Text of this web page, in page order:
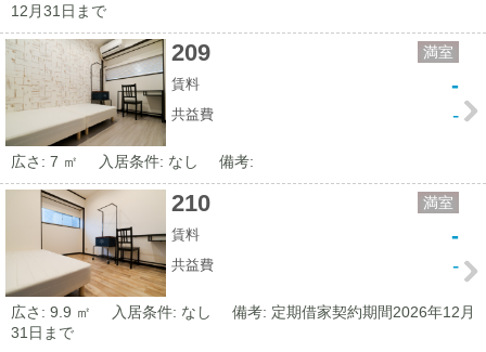
12月31日まで
209 満室
賃料 -
共益費 -
広さ: 7 ㎡ 入居条件: なし 備考:
210 満室
賃料 -
共益費 -
広さ: 9.9 ㎡ 入居条件: なし
備考: 定期借家契約期間2026年12月
31日まで